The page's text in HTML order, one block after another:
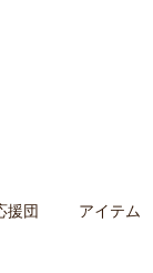
援団 アイテム